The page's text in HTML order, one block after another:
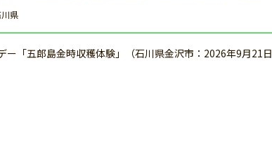
県
ー「五郎島金時収穫体験」（石川県金沢市：2026年9月21